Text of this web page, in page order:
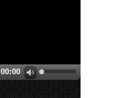
00:00